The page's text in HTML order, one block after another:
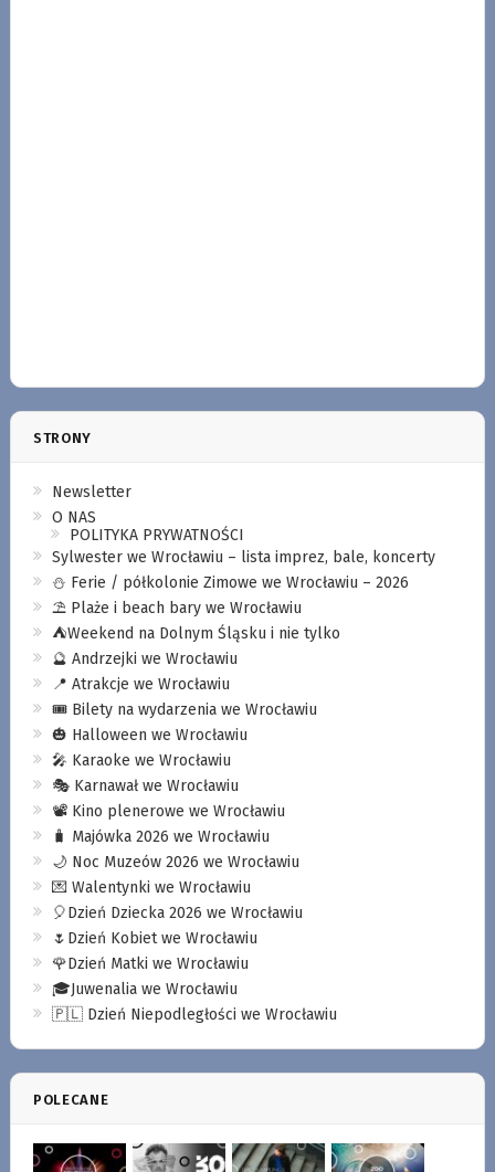
STRONY
Newsletter
O NAS
POLITYKA PRYWATNOŚCI
Sylwester we Wrocławiu – lista imprez, bale, koncerty
⛄️ Ferie / półkolonie Zimowe we Wrocławiu – 2026
⛱️ Plaże i beach bary we Wrocławiu
⛺️Weekend na Dolnym Śląsku i nie tylko
🔮 Andrzejki we Wrocławiu
📍 Atrakcje we Wrocławiu
🎟️ Bilety na wydarzenia we Wrocławiu
🎃 Halloween we Wrocławiu
🎤 Karaoke we Wrocławiu
🎭 Karnawał we Wrocławiu
📽️ Kino plenerowe we Wrocławiu
🧳 Majówka 2026 we Wrocławiu
🌙 Noc Muzeów 2026 we Wrocławiu
💌 Walentynki we Wrocławiu
🎈Dzień Dziecka 2026 we Wrocławiu
🌷Dzień Kobiet we Wrocławiu
🌹Dzień Matki we Wrocławiu
🎓Juwenalia we Wrocławiu
🇵🇱 Dzień Niepodległości we Wrocławiu
POLECANE